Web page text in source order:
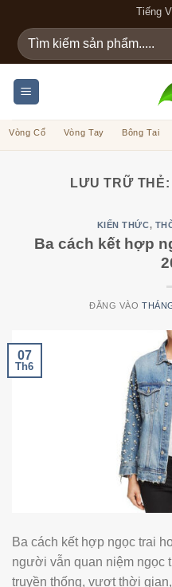
Tiếng
Tìm
kiếm:
Vòng Cổ Vòng Tay Bông Tai
LƯU TRỮ THẺ:
KIẾN THỨC,
Ba cách kết hợp
ĐĂNG VÀO
07
Th6
Ba cách kết hợp ngọc trai
người vẫn quan niệm ngọc
truyền thống, vượt thời